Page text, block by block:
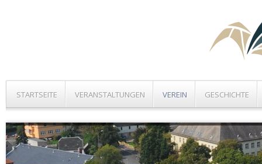
STARTSEITE VERANSTALTUNGEN VEREIN GESCHICHTE